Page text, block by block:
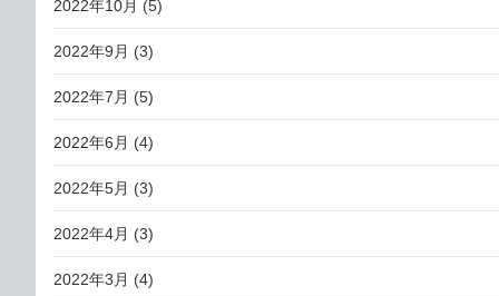
2022年10月 (5)
2022年9月 (3)
2022年7月 (5)
2022年6月 (4)
2022年5月 (3)
2022年4月 (3)
2022年3月 (4)